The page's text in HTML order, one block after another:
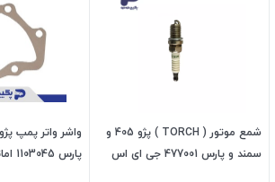
شمع موتور ( TORCH ) پژو 405 و
سمند و پارس 477001 جی ای اس
پارس 1103045 اماتا صمد